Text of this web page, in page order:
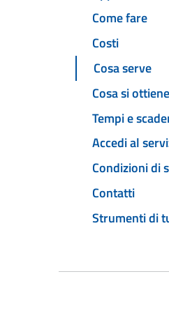
Come fare
Costi
Cosa serve
Cosa si ottiene
Tempi e
Accedi al
Condizioni di
Contatti
Strumenti di